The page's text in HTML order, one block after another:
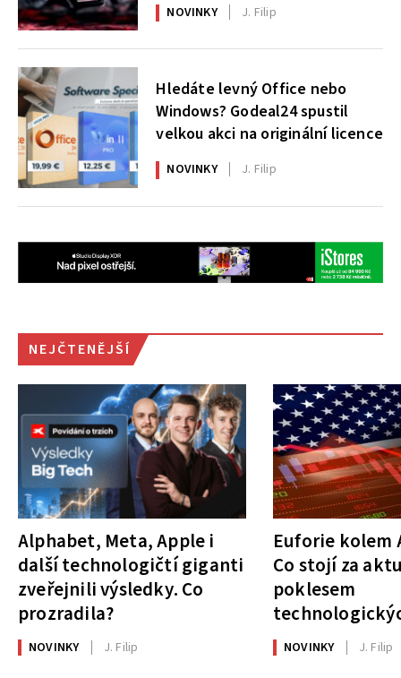
NOVINKY J. Filip
Hledáte levný Office nebo
Windows? Godeal24 spustil
velkou akci na originální licence
NOVINKY J. Filip
NEJČTENĚJŠÍ
Alphabet, Meta, Apple i
další technologičtí giganti
zveřejnili výsledky. Co
prozradila?
NOVINKY J. Filip
Euforie kolem
Co stojí za
poklesem
NOVINKY J. Filip